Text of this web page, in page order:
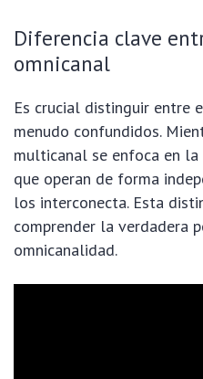
Diferencia clave
omnicanal
Es crucial distinguir entre
menudo confundidos.
multicanal se enfoca en la
que operan de forma
los interconecta. Esta
comprender la verdadera
omnicanalidad.